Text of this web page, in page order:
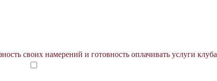
своих намерений и готовность оплачивать услуги клуба